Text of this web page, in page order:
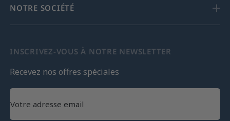
NOTRE SOCIÉTÉ
INSCRIVEZ-VOUS À NOTRE NEWSLETTER
Recevez nos offres spéciales